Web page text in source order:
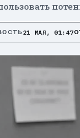
21 МАЯ, 01:47